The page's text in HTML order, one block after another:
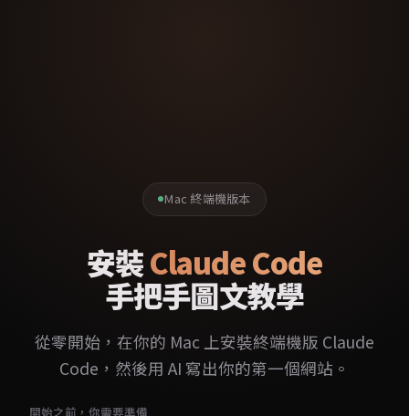
Mac 終端機版本
安裝Claude Code
手把手圖文教學
從零開始，在你的 Mac 上安裝終端機版 Claude
Code，然後用 AI 寫出你的第一個網站。
開始之前，你需要準備